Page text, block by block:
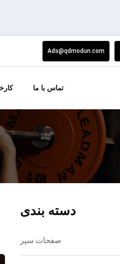
Ads@qdmodun.com
تماس با ما
دسته بندی
صفحات سپر